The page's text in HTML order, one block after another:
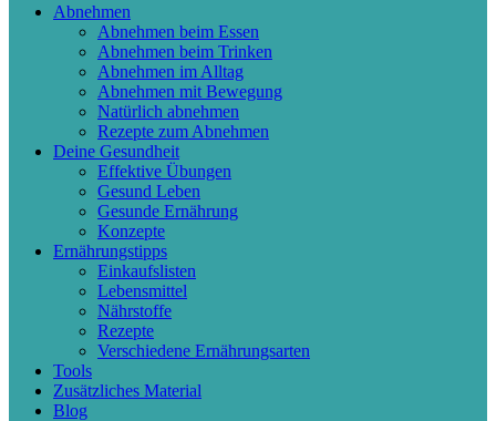
Abnehmen
Abnehmen beim Essen
Abnehmen beim Trinken
Abnehmen im Alltag
Abnehmen mit Bewegung
Natürlich abnehmen
Rezepte zum Abnehmen
Deine Gesundheit
Effektive Übungen
Gesund Leben
Gesunde Ernährung
Konzepte
Ernährungstipps
Einkaufslisten
Lebensmittel
Nährstoffe
Rezepte
Verschiedene Ernährungsarten
Tools
Zusätzliches Material
Blog